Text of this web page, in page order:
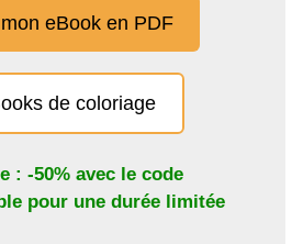
eBook en PDF
de coloriage
: -50% avec le code
pour une durée limitée